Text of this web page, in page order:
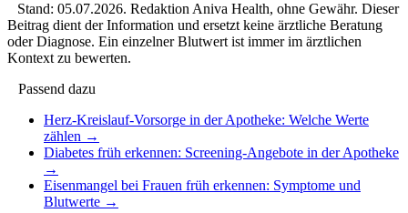
Stand: 05.07.2026. Redaktion Aniva Health, ohne Gewähr. Dieser
Beitrag dient der Information und ersetzt keine ärztliche Beratung
oder Diagnose. Ein einzelner Blutwert ist immer im ärztlichen
Kontext zu bewerten.
Passend dazu
Herz-Kreislauf-Vorsorge in der Apotheke: Welche Werte
zählen →
Diabetes früh erkennen: Screening-Angebote in der Apotheke
→
Eisenmangel bei Frauen früh erkennen: Symptome und
Blutwerte →